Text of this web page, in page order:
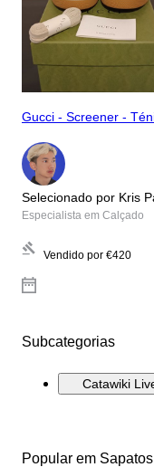
Gucci - Screener -
Selecionado por Kris
Especialista em Calçado
Vendido por €420
Subcategorias
Catawiki
Popular em